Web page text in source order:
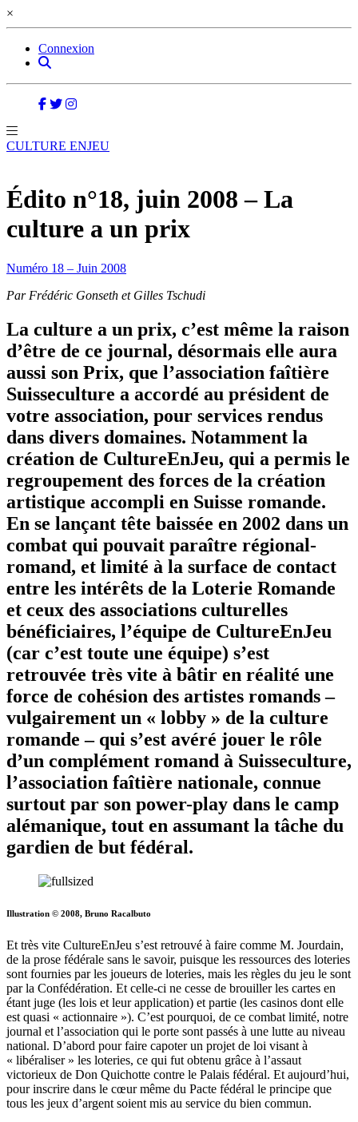
×
Connexion
CULTURE ENJEU
Édito n°18, juin 2008 – La
culture a un prix
Numéro 18 – Juin 2008
Par Frédéric Gonseth et Gilles Tschudi
La culture a un prix, c’est même la raison
d’être de ce journal, désormais elle aura
aussi son Prix, que l’association faîtière
Suisseculture a accordé au président de
votre association, pour services rendus
dans divers domaines. Notamment la
création de CultureEnJeu, qui a permis le
regroupement des forces de la création
artistique accompli en Suisse romande.
En se lançant tête baissée en 2002 dans un
combat qui pouvait paraître régional-
romand, et limité à la surface de contact
entre les intérêts de la Loterie Romande
et ceux des associations culturelles
bénéficiaires, l’équipe de CultureEnJeu
(car c’est toute une équipe) s’est
retrouvée très vite à bâtir en réalité une
force de cohésion des artistes romands –
vulgairement un « lobby » de la culture
romande – qui s’est avéré jouer le rôle
d’un complément romand à Suisseculture,
l’association faîtière nationale, connue
surtout par son power-play dans le camp
alémanique, tout en assumant la tâche du
gardien de but fédéral.
Illustration © 2008, Bruno Racalbuto
Et très vite CultureEnJeu s’est retrouvé à faire comme M. Jourdain,
de la prose fédérale sans le savoir, puisque les ressources des loteries
sont fournies par les joueurs de loteries, mais les règles du jeu le sont
par la Confédération. Et celle-ci ne cesse de brouiller les cartes en
étant juge (les lois et leur application) et partie (les casinos dont elle
est quasi « actionnaire »). C’est pourquoi, de ce combat limité, notre
journal et l’association qui le porte sont passés à une lutte au niveau
national. D’abord pour faire capoter un projet de loi visant à
« libéraliser » les loteries, ce qui fut obtenu grâce à l’assaut
victorieux de Don Quichotte contre le Palais fédéral. Et aujourd’hui,
pour inscrire dans le cœur même du Pacte fédéral le principe que
tous les jeux d’argent soient mis au service du bien commun.